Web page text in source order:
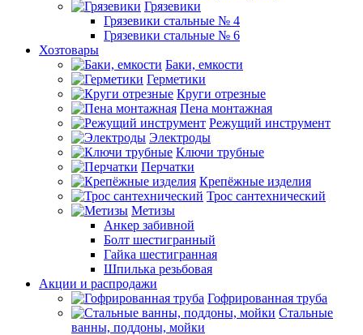
Грязевики
Грязевики стальные № 4
Грязевики стальные № 6
Хозтовары
Баки, емкости
Герметики
Круги отрезные
Пена монтажная
Режущий инструмент
Электроды
Ключи трубные
Перчатки
Крепёжные изделия
Трос сантехнический
Метизы
Анкер забивной
Болт шестигранный
Гайка шестигранная
Шпилька резьбовая
Акции и распродажи
Гофрированная труба
Стальные
ванны, поддоны, мойки